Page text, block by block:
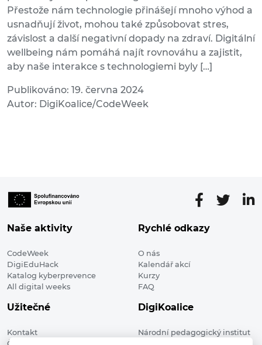
Přestože nám technologie přinášejí mnoho výhod a
usnadňují život, mohou také způsobovat stres,
závislost a další negativní dopady na zdraví. Digitální
wellbeing nám pomáhá najít rovnováhu a zajistit,
aby naše interakce s technologiemi byly […]
Publikováno: 19. června 2024
Autor: DigiKoalice/CodeWeek
Naše aktivity
CodeWeek
DigiEduHack
Katalog kyberprevence
All digital weeks
Rychlé odkazy
O nás
Kalendář akcí
Kurzy
FAQ
Užitečné
Kontakt
DigiKoalice
Národní pedagogický institut